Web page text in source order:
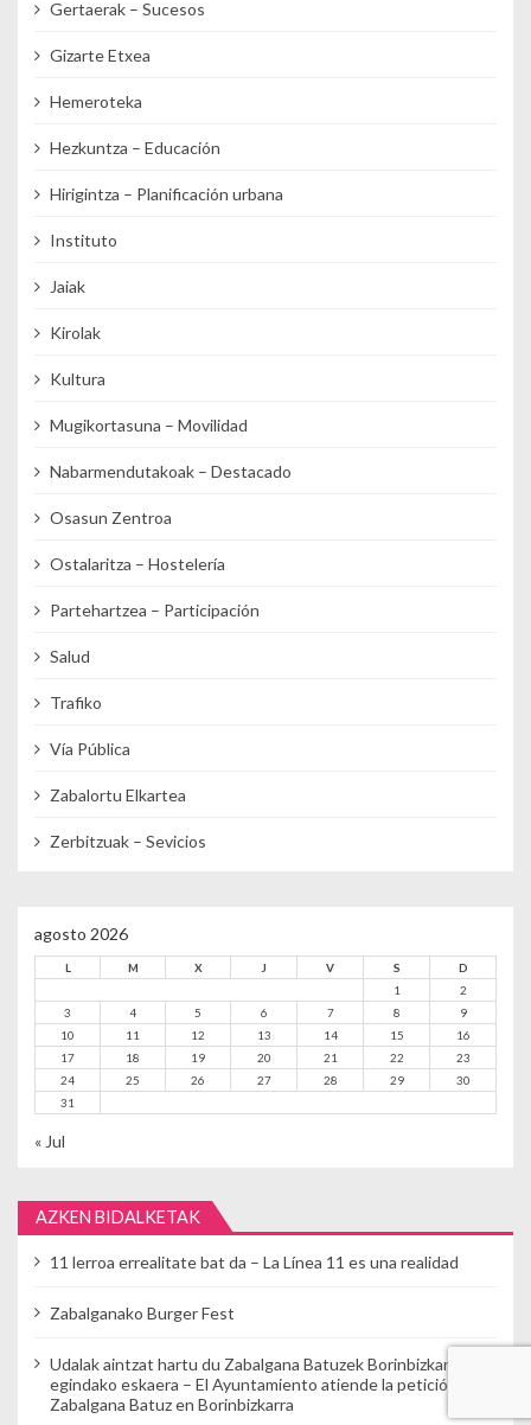
Gertaerak – Sucesos
Gizarte Etxea
Hemeroteka
Hezkuntza – Educación
Hirigintza – Planificación urbana
Instituto
Jaiak
Kirolak
Kultura
Mugikortasuna – Movilidad
Nabarmendutakoak – Destacado
Osasun Zentroa
Ostalaritza – Hostelería
Partehartzea – Participación
Salud
Trafiko
Vía Pública
Zabalortu Elkartea
Zerbitzuak – Sevicios
agosto 2026
L M X J V S
D
1
2
3
4 5 6 7 8
9
10
11 12 13 14 15
16
17
18 19 20 21 22
23
24
25 26 27 28 29
30
31
« Jul
AZKEN BIDALKETAK
11 lerroa errealitate bat da – La Línea 11 es una realidad
Zabalganako Burger Fest
Udalak aintzat hartu du Zabalgana Batuzek Borinbizkarran
egindako eskaera – El Ayuntamiento atiende la petición de
Zabalgana Batuz en Borinbizkarra